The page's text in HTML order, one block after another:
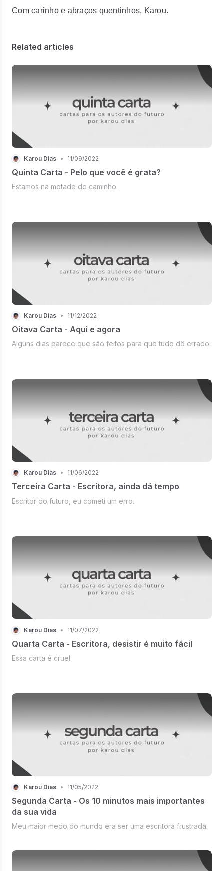
Com carinho e abraços quentinhos, Karou.
Related articles
Karou Dias • 11/09/2022
Quinta Carta - Pelo que você é grata?
Estamos na metade do caminho.
Karou Dias • 11/12/2022
Oitava Carta - Aqui e agora
Alguns dias parece que são feitos para que tudo dê errado.
Karou Dias • 11/06/2022
Terceira Carta - Escritora, ainda dá tempo
Escritor do futuro, eu cometi um erro.
Karou Dias • 11/07/2022
Quarta Carta - Escritora, desistir é muito fácil
Essa carta é cruel.
Karou Dias • 11/05/2022
Segunda Carta - Os 10 minutos mais importantes
da sua vida
Meu maior medo do mundo era ser uma escritora frustrada.